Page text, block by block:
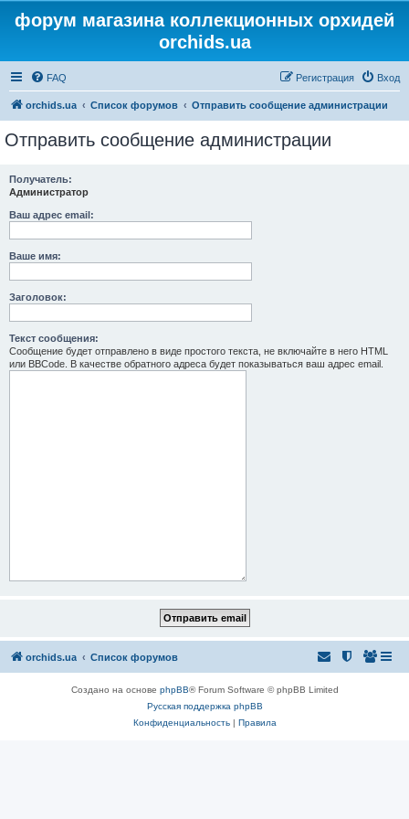
форум магазина коллекционных орхидей
orchids.ua
FAQ Вход
Регистрация
orchids.ua Список форумов Отправить сообщение администрации
Отправить сообщение администрации
Получатель:
Администратор
Ваш адрес email:
Ваше имя:
Заголовок:
Текст сообщения:
Сообщение будет отправлено в виде простого текста, не включайте в него HTML
или BBCode. В качестве обратного адреса будет показываться ваш адрес email.
orchids.ua Список форумов
Создано на основе phpBB® Forum Software © phpBB Limited
Русская поддержка phpBB
Конфиденциальность| Правила